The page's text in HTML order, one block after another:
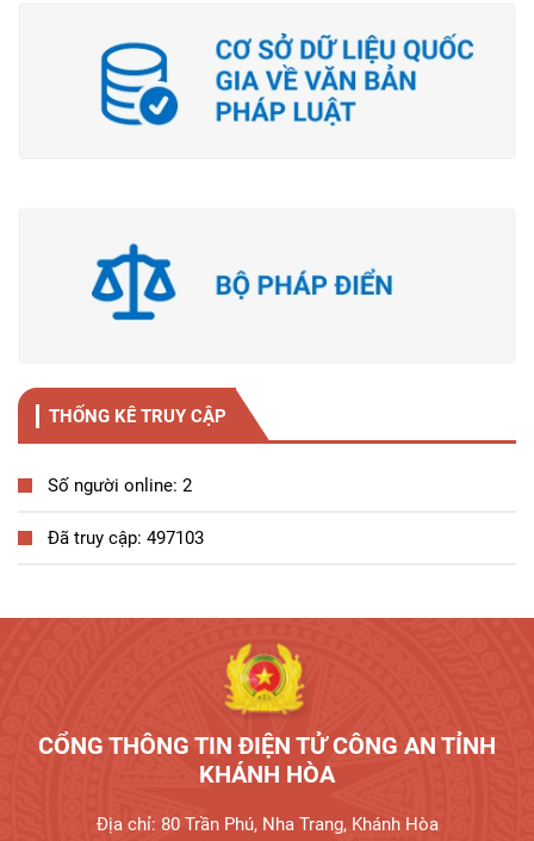
THỐNG KÊ TRUY CẬP
Số người online: 2
Đã truy cập: 497103
CỔNG THÔNG TIN ĐIỆN TỬ CÔNG AN TỈNH
KHÁNH HÒA
Địa chỉ: 80 Trần Phú, Nha Trang, Khánh Hòa